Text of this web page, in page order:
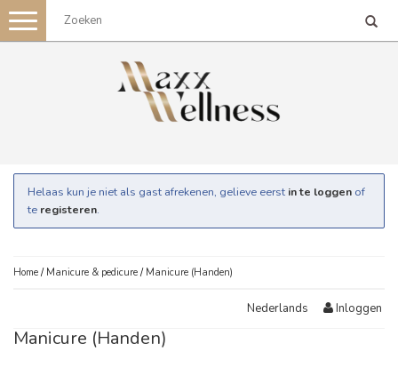
Toggle
navigation
Helaas kun je niet als gast afrekenen, gelieve eerst in te loggen of
te registeren.
Home / Manicure & pedicure / Manicure (Handen)
Nederlands Inloggen
Manicure (Handen)